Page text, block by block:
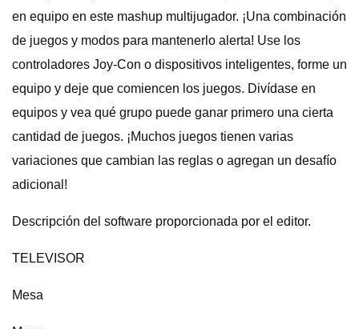
en equipo en este mashup multijugador. ¡Una combinación
de juegos y modos para mantenerlo alerta! Use los
controladores Joy-Con o dispositivos inteligentes, forme un
equipo y deje que comiencen los juegos. Divídase en
equipos y vea qué grupo puede ganar primero una cierta
cantidad de juegos. ¡Muchos juegos tienen varias
variaciones que cambian las reglas o agregan un desafío
adicional!
Descripción del software proporcionada por el editor.
TELEVISOR
Mesa